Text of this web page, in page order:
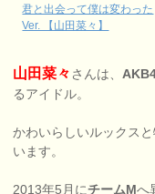
君と出会って僕は変わった
Ver. 【山田菜々】
山田菜々 さんは、
るアイドル。
かわいらしいルックス
います。
2013年5月にチームMへ